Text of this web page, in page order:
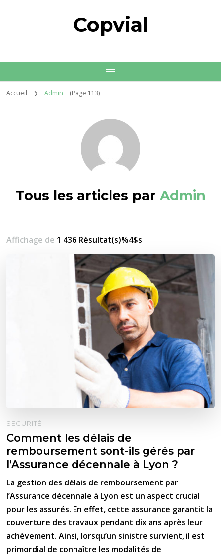
Copvial
Accueil Admin (Page 113)
Tous les articles par Admin
Affichage de 1 436 Résultat(s)%4$s
SECURITÉ
Comment les délais de
remboursement sont-ils gérés par
l’Assurance décennale à Lyon ?
La gestion des délais de remboursement par
l’Assurance décennale à Lyon est un aspect crucial
pour les assurés. En effet, cette assurance garantit la
couverture des travaux pendant dix ans après leur
achèvement. Ainsi, lorsqu’un sinistre survient, il est
primordial de connaître les modalités de